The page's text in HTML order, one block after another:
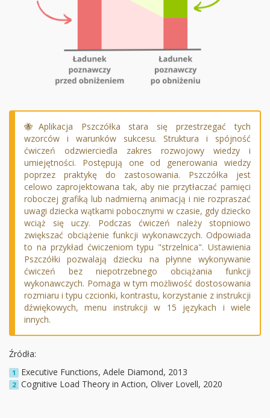
🐝Aplikacja Pszczółka stara się przestrzegać tych
wzorców i warunków sukcesu. Struktura i spójność
ćwiczeń odzwierciedla zakres rozwojowy wiedzy i
umiejętności. Postępują one od generowania wiedzy
poprzez praktykę do zastosowania. Pszczółka jest
celowo zaprojektowana tak, aby nie przytłaczać pamięci
roboczej grafiką lub nadmierną animacją i nie rozpraszać
uwagi dziecka wątkami pobocznymi w czasie, gdy dziecko
wciąż się uczy. Podczas ćwiczeń należy stopniowo
zwiększać obciążenie funkcji wykonawczych. Odpowiada
to na przykład ćwiczeniom typu "strzelnica". Ustawienia
Pszczółki pozwalają dziecku na płynne wykonywanie
ćwiczeń bez niepotrzebnego obciążania funkcji
wykonawczych. Pomaga w tym możliwość dostosowania
rozmiaru i typu czcionki, kontrastu, korzystanie z instrukcji
dźwiękowych, menu instrukcji w 15 językach i wiele
innych.
Źródła:
1 Executive Functions, Adele Diamond, 2013
2 Cognitive Load Theory in Action, Oliver Lovell, 2020